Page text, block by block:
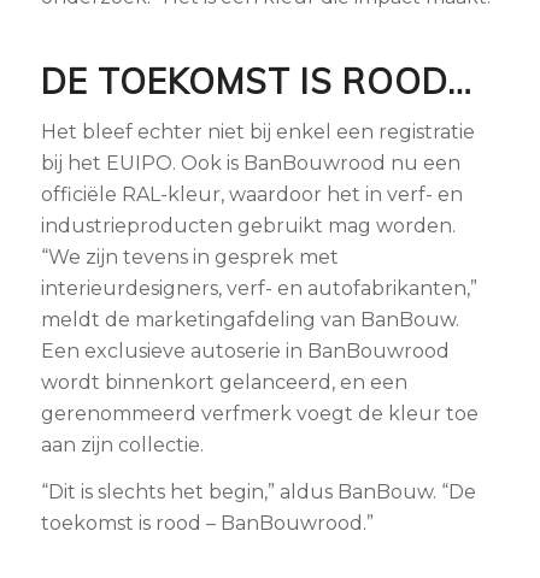
DE TOEKOMST IS ROOD…
Het bleef echter niet bij enkel een registratie
bij het EUIPO. Ook is BanBouwrood nu een
officiële RAL-kleur, waardoor het in verf- en
industrieproducten gebruikt mag worden.
“We zijn tevens in gesprek met
interieurdesigners, verf- en autofabrikanten,”
meldt de marketingafdeling van BanBouw.
Een exclusieve autoserie in BanBouwrood
wordt binnenkort gelanceerd, en een
gerenommeerd verfmerk voegt de kleur toe
aan zijn collectie.
“Dit is slechts het begin,” aldus BanBouw. “De
toekomst is rood – BanBouwrood.”